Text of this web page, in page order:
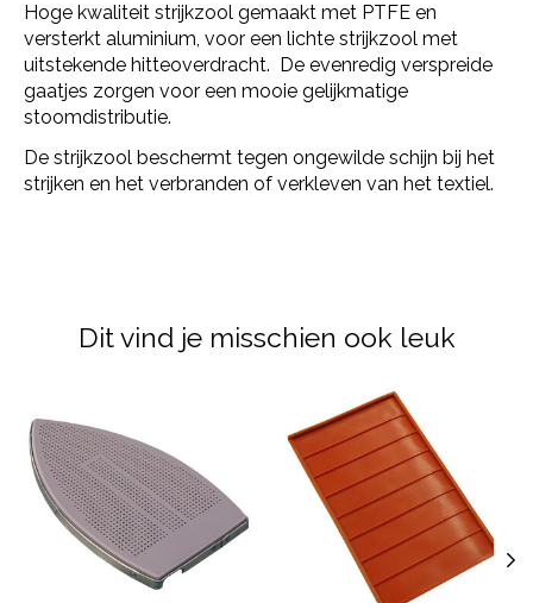
Hoge kwaliteit strijkzool gemaakt met PTFE en
versterkt aluminium, voor een lichte strijkzool met
uitstekende hitteoverdracht. De evenredig verspreide
gaatjes zorgen voor een mooie gelijkmatige
stoomdistributie.
De strijkzool beschermt tegen ongewilde schijn bij het
strijken en het verbranden of verkleven van het textiel.
Dit vind je misschien ook leuk